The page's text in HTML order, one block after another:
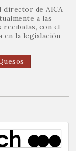
director de AICA
a las
recibidas, con el
en la legislación